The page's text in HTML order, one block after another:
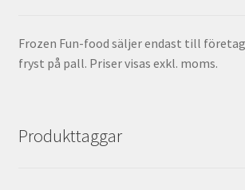
Frozen Fun-food säljer endast till
fryst på pall. Priser visas exkl. moms.
Produkttaggar